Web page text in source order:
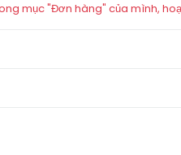
mục "Đơn hàng" của mình,